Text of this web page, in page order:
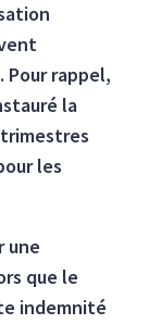
Pour rappel,
la
les
une
que le
indemnité